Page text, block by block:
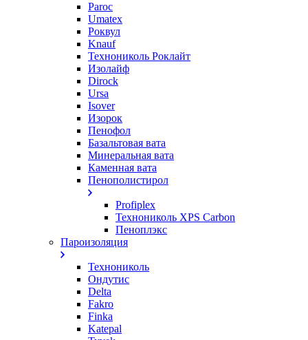
Paroc
Umatex
Роквул
Knauf
Технониколь Роклайт
Изолайф
Dirock
Ursa
Isover
Изорок
Пенофол
Базальтовая вата
Минеральная вата
Каменная вата
Пенополистирол
Profiplex
Технониколь XPS Carbon
Пеноплэкс
Пароизоляция
Технониколь
Ондутис
Delta
Fakro
Finka
Katepal